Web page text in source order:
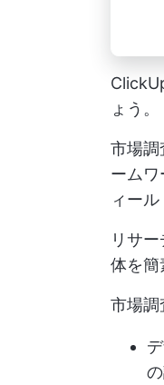
ょう。
市場調
ーム
ィー
リサ
体を簡
市場調